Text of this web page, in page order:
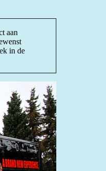
aan
in de